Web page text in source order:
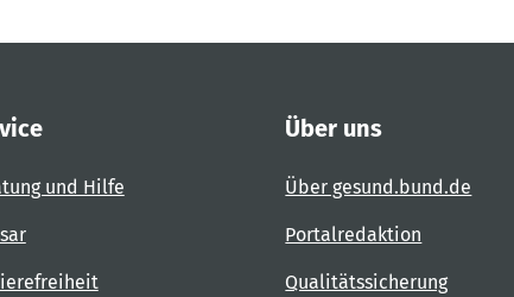
und Hilfe
Über uns
Über gesund.bund.de
Portalredaktion
Qualitätssicherung